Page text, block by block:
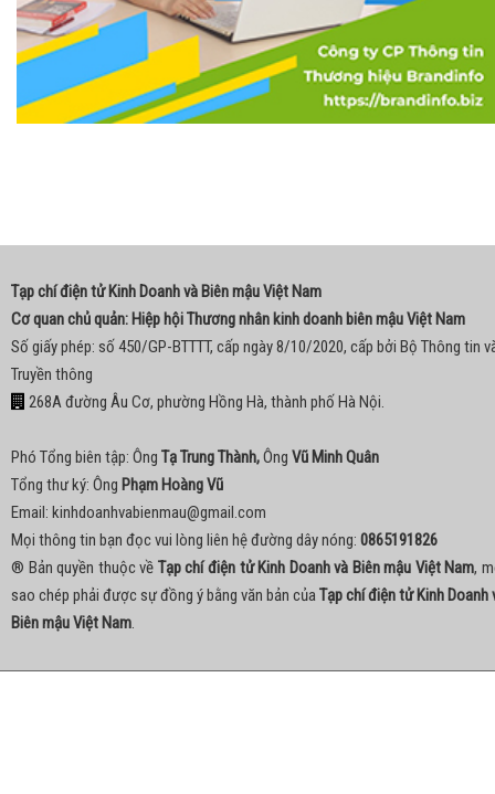
Tạp chí điện tử Kinh Doanh và Biên mậu Việt Nam
Cơ quan chủ quản: Hiệp hội Thương nhân kinh doanh biên mậu Việt Nam
Số giấy phép: số 450/GP-BTTTT, cấp ngày 8/10/2020, cấp bởi Bộ Thông tin
Truyền thông
268A đường Âu Cơ, phường Hồng Hà, thành phố Hà Nội.
Phó Tổng biên tập: Ông Tạ Trung Thành,Ông Vũ Minh Quân
Tổng thư ký: Ông Phạm Hoàng Vũ
Email: kinhdoanhvabienmau@gmail.com
Mọi thông tin bạn đọc vui lòng liên hệ đường dây nóng: 0865191826
® Bản quyền thuộc về Tạp chí điện tử Kinh Doanh và Biên mậu Việt Nam,
sao chép phải được sự đồng ý bằng văn bản củaTạp chí điện tử Kinh Doanh
Biên mậu Việt Nam.